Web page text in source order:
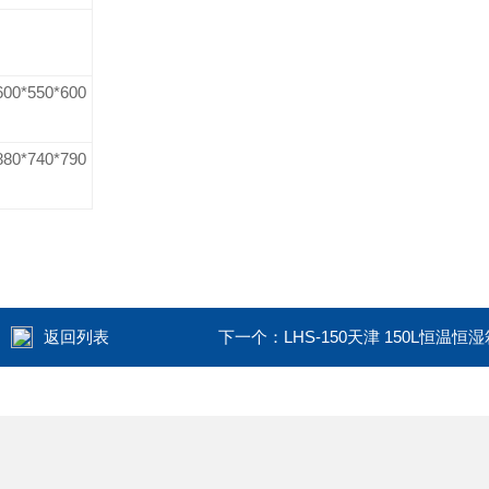
返回列表 下一个： LHS-150天津 150L恒温恒湿